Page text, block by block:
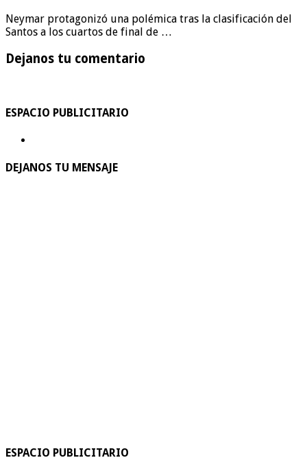
Neymar protagonizó una polémica tras la clasificación del
Santos a los cuartos de final de …
Dejanos tu comentario
ESPACIO PUBLICITARIO
DEJANOS TU MENSAJE
ESPACIO PUBLICITARIO